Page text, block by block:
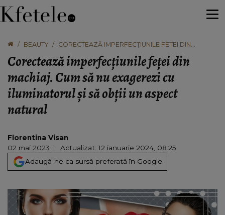
BEAUTY
CORECTEAZĂ IMPERFECȚIUNILE FEȚEI DIN
ILUMINATORUL ȘI SĂ OBȚII UN ASPECT NATURAL
Corectează imperfecțiunile feței din
machiaj. Cum să nu exagerezi cu
iluminatorul și să obții un aspect
natural
Florentina Visan
02 mai 2023
Actualizat: 12 ianuarie 2024, 08:25
Adaugă-ne ca sursă preferată în Google